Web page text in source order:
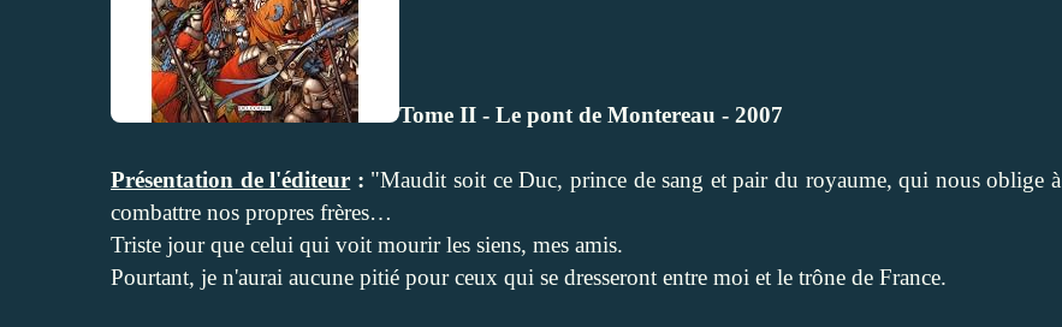
Tome II - Le pont de Montereau - 2007
Présentation de l'éditeur : "Maudit soit ce Duc, prince de sang et pair du royaume, qui nous oblige à
combattre nos propres frères…
Triste jour que celui qui voit mourir les siens, mes amis.
Pourtant, je n'aurai aucune pitié pour ceux qui se dresseront entre moi et le trône de France.